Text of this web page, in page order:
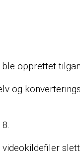
opprettet
og